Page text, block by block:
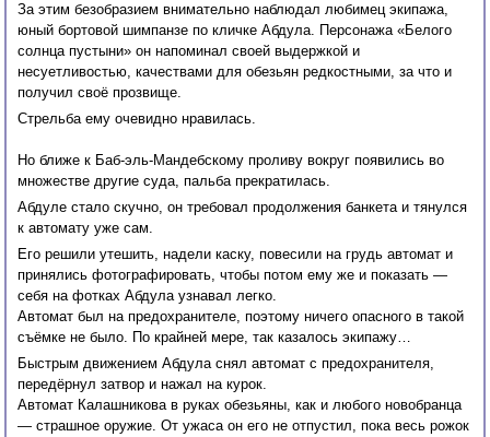
За этим безобразием внимательно наблюдал любимец экипажа,
юный бортовой шимпанзе по кличке Абдула. Персонажа «Белого
солнца пустыни» он напоминал своей выдержкой и
несуетливостью, качествами для обезьян редкостными, за что и
получил своё прозвище.
Стрельба ему очевидно нравилась.
Но ближе к Баб-эль-Мандебскому проливу вокруг появились во
множестве другие суда, пальба прекратилась.
Абдуле стало скучно, он требовал продолжения банкета и тянулся
к автомату уже сам.
Его решили утешить, надели каску, повесили на грудь автомат и
принялись фотографировать, чтобы потом ему же и показать —
себя на фотках Абдула узнавал легко.
Автомат был на предохранителе, поэтому ничего опасного в такой
съёмке не было. По крайней мере, так казалось экипажу…
Быстрым движением Абдула снял автомат с предохранителя,
передёрнул затвор и нажал на курок.
Автомат Калашникова в руках обезьяны, как и любого новобранца
— страшное оружие. От ужаса он его не отпустил, пока весь рожок